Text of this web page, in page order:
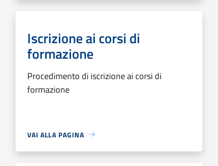
Iscrizione ai corsi di
formazione
Procedimento di iscrizione ai corsi di
formazione
VAI ALLA PAGINA